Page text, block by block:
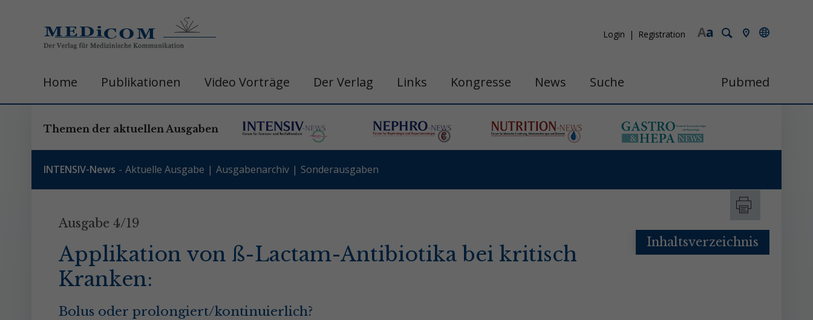
a
A
Login Registration
Home Publikationen Video Vorträge Der Verlag Links Kongresse News Suche Pubmed
Themen der aktuellen Ausgaben
INTENSIV-News Aktuelle Ausgabe Ausgabenarchiv Sonderausgaben
Ausgabe 4/19
Applikation von ß-Lactam-Antibiotika bei kritisch
Kranken:
Bolus oder prolongiert/kontinuierlich?
Inhaltsverzeichnis